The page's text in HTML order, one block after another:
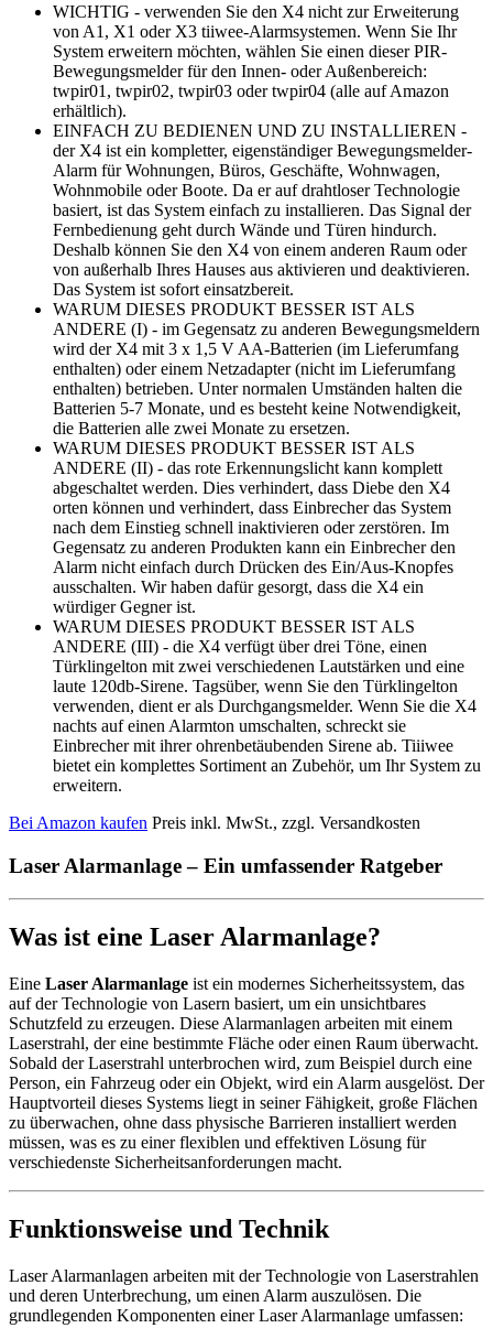
WICHTIG - verwenden Sie den X4 nicht zur Erweiterung
von A1, X1 oder X3 tiiwee-Alarmsystemen. Wenn Sie Ihr
System erweitern möchten, wählen Sie einen dieser PIR-
Bewegungsmelder für den Innen- oder Außenbereich:
twpir01, twpir02, twpir03 oder twpir04 (alle auf Amazon
erhältlich).
EINFACH ZU BEDIENEN UND ZU INSTALLIEREN -
der X4 ist ein kompletter, eigenständiger Bewegungsmelder-
Alarm für Wohnungen, Büros, Geschäfte, Wohnwagen,
Wohnmobile oder Boote. Da er auf drahtloser Technologie
basiert, ist das System einfach zu installieren. Das Signal der
Fernbedienung geht durch Wände und Türen hindurch.
Deshalb können Sie den X4 von einem anderen Raum oder
von außerhalb Ihres Hauses aus aktivieren und deaktivieren.
Das System ist sofort einsatzbereit.
WARUM DIESES PRODUKT BESSER IST ALS
ANDERE (I) - im Gegensatz zu anderen Bewegungsmeldern
wird der X4 mit 3 x 1,5 V AA-Batterien (im Lieferumfang
enthalten) oder einem Netzadapter (nicht im Lieferumfang
enthalten) betrieben. Unter normalen Umständen halten die
Batterien 5-7 Monate, und es besteht keine Notwendigkeit,
die Batterien alle zwei Monate zu ersetzen.
WARUM DIESES PRODUKT BESSER IST ALS
ANDERE (II) - das rote Erkennungslicht kann komplett
abgeschaltet werden. Dies verhindert, dass Diebe den X4
orten können und verhindert, dass Einbrecher das System
nach dem Einstieg schnell inaktivieren oder zerstören. Im
Gegensatz zu anderen Produkten kann ein Einbrecher den
Alarm nicht einfach durch Drücken des Ein/Aus-Knopfes
ausschalten. Wir haben dafür gesorgt, dass die X4 ein
würdiger Gegner ist.
WARUM DIESES PRODUKT BESSER IST ALS
ANDERE (III) - die X4 verfügt über drei Töne, einen
Türklingelton mit zwei verschiedenen Lautstärken und eine
laute 120db-Sirene. Tagsüber, wenn Sie den Türklingelton
verwenden, dient er als Durchgangsmelder. Wenn Sie die X4
nachts auf einen Alarmton umschalten, schreckt sie
Einbrecher mit ihrer ohrenbetäubenden Sirene ab. Tiiiwee
bietet ein komplettes Sortiment an Zubehör, um Ihr System zu
erweitern.
Bei Amazon kaufen Preis inkl. MwSt., zzgl. Versandkosten
Laser Alarmanlage – Ein umfassender Ratgeber
Was ist eine Laser Alarmanlage?
Eine Laser Alarmanlage ist ein modernes Sicherheitssystem, das
auf der Technologie von Lasern basiert, um ein unsichtbares
Schutzfeld zu erzeugen. Diese Alarmanlagen arbeiten mit einem
Laserstrahl, der eine bestimmte Fläche oder einen Raum überwacht.
Sobald der Laserstrahl unterbrochen wird, zum Beispiel durch eine
Person, ein Fahrzeug oder ein Objekt, wird ein Alarm ausgelöst. Der
Hauptvorteil dieses Systems liegt in seiner Fähigkeit, große Flächen
zu überwachen, ohne dass physische Barrieren installiert werden
müssen, was es zu einer flexiblen und effektiven Lösung für
verschiedenste Sicherheitsanforderungen macht.
Funktionsweise und Technik
Laser Alarmanlagen arbeiten mit der Technologie von Laserstrahlen
und deren Unterbrechung, um einen Alarm auszulösen. Die
grundlegenden Komponenten einer Laser Alarmanlage umfassen: